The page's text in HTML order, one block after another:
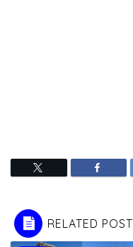
RELATED POST